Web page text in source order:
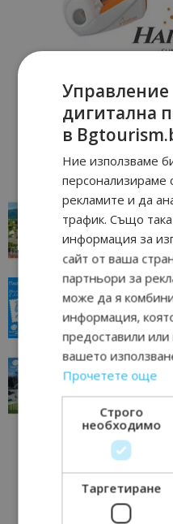
“Пощенска
отвъд
Петрич 11/
“Пощенска
всички
Пловдив 23/
“Пощенска
традициите,
Перник 17/
дигитална
в
Ние използваме
рекламите и да
трафик. Също
информация за
сайт от ваша
партньори за
може да я
информация,
предоставили или
вашето
Прочетете още
Строго
необходимо
Таргетиране